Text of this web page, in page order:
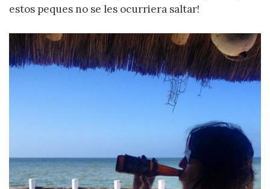
estos peques no se les ocurriera saltar!